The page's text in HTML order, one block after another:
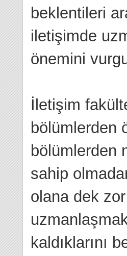
beklentileri
iletişimde
önemini
İletişim
bölümlerden
bölümlerden
sahip
olana dek
kaldıklarını